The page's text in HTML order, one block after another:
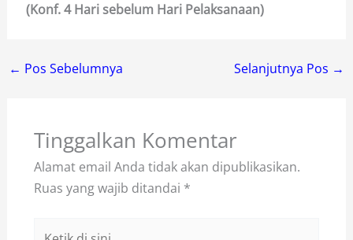
(Konf. 4 Hari sebelum Hari Pelaksanaan)
← Pos Sebelumnya Selanjutnya Pos →
Tinggalkan Komentar
Alamat email Anda tidak akan dipublikasikan.
Ruas yang wajib ditandai *